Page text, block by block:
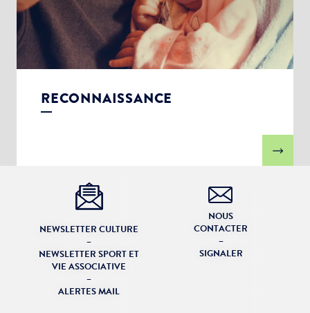
RECONNAISSANCE
NEWSLETTER CULTURE
–
NEWSLETTER SPORT ET
VIE ASSOCIATIVE
–
ALERTES MAIL
NOUS
CONTACTER
–
SIGNALER